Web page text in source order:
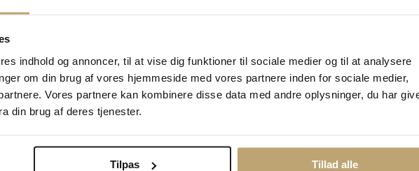
indhold og annoncer, til at vise dig funktioner til sociale medier og til at analysere
om din brug af vores hjemmeside med vores partnere inden for sociale medier,
Vores partnere kan kombinere disse data med andre oplysninger, du har
din brug af deres tjenester.
Tilpas Tillad alle
Benedicte
ENAMEL Copenhagen Nara halskæde